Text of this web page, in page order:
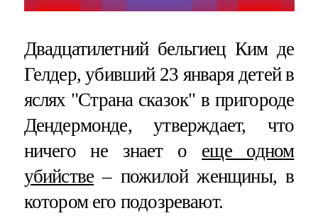
Двадцатилетний бельгиец Ким де
Гелдер, убивший 23 января детей в
яслях "Страна сказок" в пригороде
Дендермонде, утверждает, что
ничего не знает о еще одном
убийстве – пожилой женщины, в
котором его подозревают.